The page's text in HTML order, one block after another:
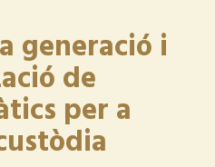
generació i
de
per a